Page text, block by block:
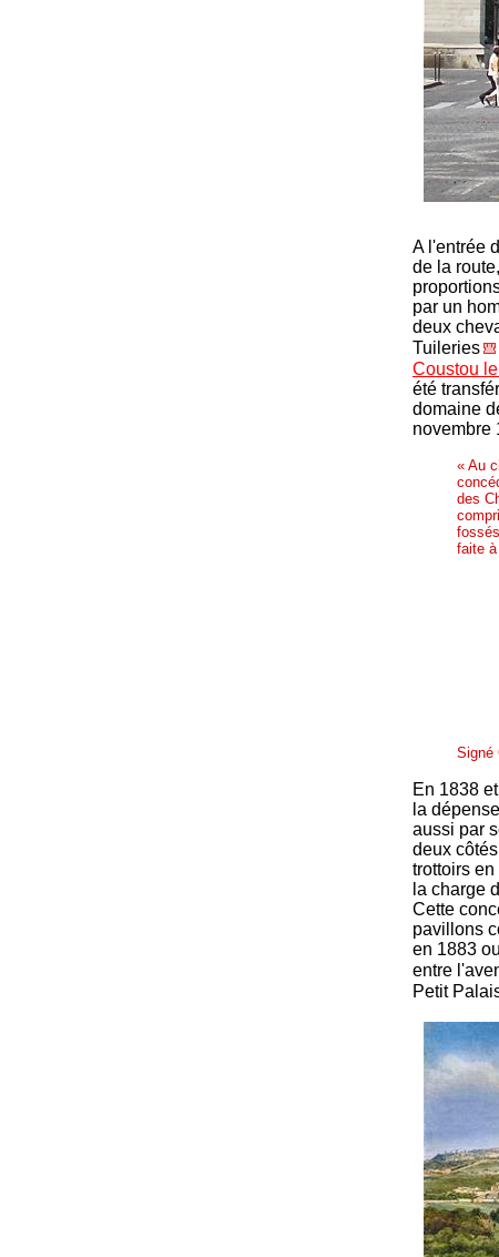
A l'entrée
de la
par un
deux
Tuileries
Coustou
été
domaine
novembre
« Au
des
faite
Signé
En 1838
la
aussi par
deux
trottoirs
la charge
Cette
pavillons
en 1883
entre
Petit